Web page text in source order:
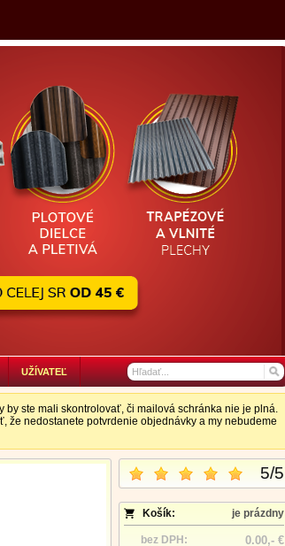
UŽÍVATEĽ
ste mali skontrolovať, či mailová schránka nie je plná.
že nedostanete potvrdenie objednávky a my nebudeme
5/5
Košík: je prázdny
bez DPH: 0.00,- €